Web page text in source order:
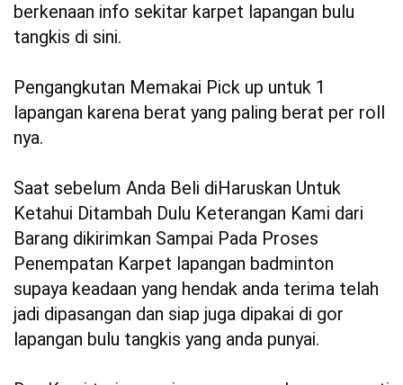
berkenaan info sekitar karpet lapangan bulu
tangkis di sini.
Pengangkutan Memakai Pick up untuk 1
lapangan karena berat yang paling berat per roll
nya.
Saat sebelum Anda Beli diHaruskan Untuk
Ketahui Ditambah Dulu Keterangan Kami dari
Barang dikirimkan Sampai Pada Proses
Penempatan Karpet lapangan badminton
supaya keadaan yang hendak anda terima telah
jadi dipasangan dan siap juga dipakai di gor
lapangan bulu tangkis yang anda punyai.